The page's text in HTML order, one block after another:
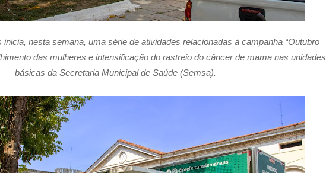
inicia, nesta semana, uma série de atividades relacionadas à campanha “Outubro
das mulheres e intensificação do rastreio do câncer de mama nas unidades
básicas da Secretaria Municipal de Saúde (Semsa).